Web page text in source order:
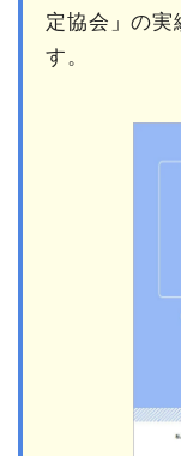
定協会」の実
す。